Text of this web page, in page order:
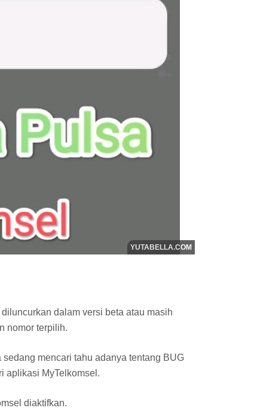
dalam versi beta atau masih
nomor terpilih.
mencari tahu adanya tentang BUG
aplikasi MyTelkomsel.
diaktifkan.